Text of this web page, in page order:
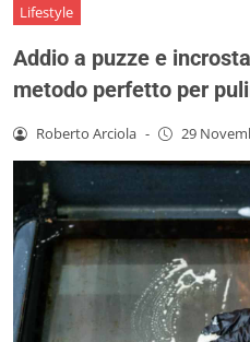
Lifestyle
Addio a puzze e
metodo perfetto per
Roberto Arciola - 29